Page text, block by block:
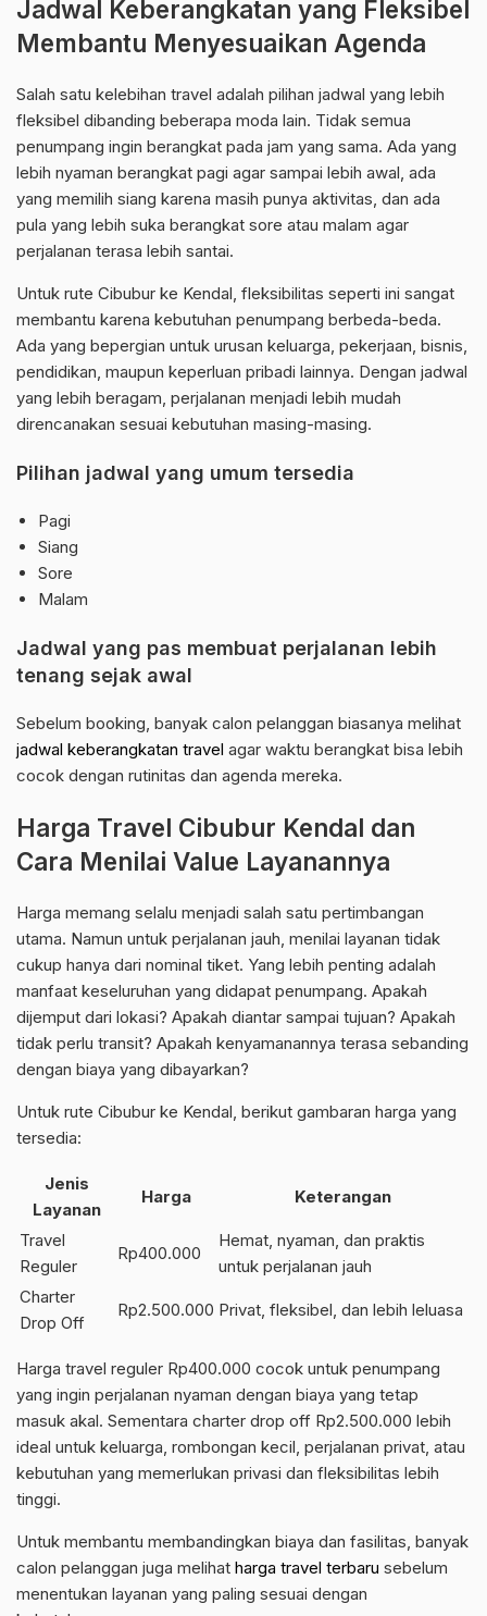
Jadwal Keberangkatan yang Fleksibel
Membantu Menyesuaikan Agenda
Salah satu kelebihan travel adalah pilihan jadwal yang lebih
fleksibel dibanding beberapa moda lain. Tidak semua
penumpang ingin berangkat pada jam yang sama. Ada yang
lebih nyaman berangkat pagi agar sampai lebih awal, ada
yang memilih siang karena masih punya aktivitas, dan ada
pula yang lebih suka berangkat sore atau malam agar
perjalanan terasa lebih santai.
Untuk rute Cibubur ke Kendal, fleksibilitas seperti ini sangat
membantu karena kebutuhan penumpang berbeda-beda.
Ada yang bepergian untuk urusan keluarga, pekerjaan, bisnis,
pendidikan, maupun keperluan pribadi lainnya. Dengan jadwal
yang lebih beragam, perjalanan menjadi lebih mudah
direncanakan sesuai kebutuhan masing-masing.
Pilihan jadwal yang umum tersedia
Pagi
Siang
Sore
Malam
Jadwal yang pas membuat perjalanan lebih
tenang sejak awal
Sebelum booking, banyak calon pelanggan biasanya melihat
jadwal keberangkatan travel agar waktu berangkat bisa lebih
cocok dengan rutinitas dan agenda mereka.
Harga Travel Cibubur Kendal dan
Cara Menilai Value Layanannya
Harga memang selalu menjadi salah satu pertimbangan
utama. Namun untuk perjalanan jauh, menilai layanan tidak
cukup hanya dari nominal tiket. Yang lebih penting adalah
manfaat keseluruhan yang didapat penumpang. Apakah
dijemput dari lokasi? Apakah diantar sampai tujuan? Apakah
tidak perlu transit? Apakah kenyamanannya terasa sebanding
dengan biaya yang dibayarkan?
Untuk rute Cibubur ke Kendal, berikut gambaran harga yang
tersedia:
Jenis
Layanan
Harga Keterangan
Travel
Reguler
Rp400.000
Hemat, nyaman, dan praktis
untuk perjalanan jauh
Charter
Drop Off
Rp2.500.000 Privat, fleksibel, dan lebih leluasa
Harga travel reguler Rp400.000 cocok untuk penumpang
yang ingin perjalanan nyaman dengan biaya yang tetap
masuk akal. Sementara charter drop off Rp2.500.000 lebih
ideal untuk keluarga, rombongan kecil, perjalanan privat, atau
kebutuhan yang memerlukan privasi dan fleksibilitas lebih
tinggi.
Untuk membantu membandingkan biaya dan fasilitas, banyak
calon pelanggan juga melihat harga travel terbaru sebelum
menentukan layanan yang paling sesuai dengan